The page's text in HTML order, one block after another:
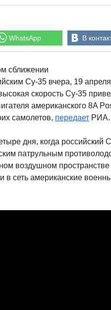
WhatsApp В
сближении
Су-35 вчера, 19
скорость Су-35
американского 8A
самолетов, передает РИА.
дня, когда российский
патрульным
воздушном
в сеть американские